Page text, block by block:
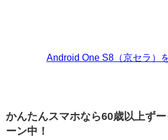
Android One S8（京セラ）
かんたんスマホなら60歳以上ず
ーン中！